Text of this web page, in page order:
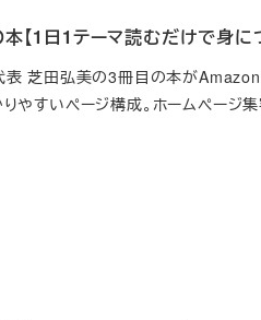
【1日1テーマ読むだけで身
表 芝田弘美の3冊目の本が
りやすいページ構成。ホームペー